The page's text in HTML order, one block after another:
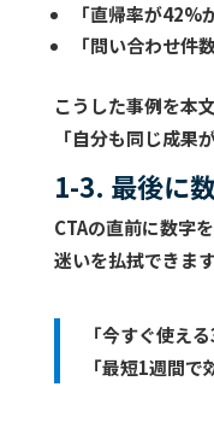
「直帰率が42%
「問い合わせ件
こうした事例を本
「自分も同じ成果
1-3. 最後に
CTAの直前に数字
迷いを払拭できます
「今すぐ使え
「最短1週間で